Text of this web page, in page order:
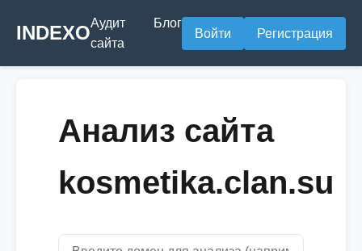
INDEXOАудит
сайта
Блог
Войти Регистрация
Анализ сайта
kosmetika.clan.su